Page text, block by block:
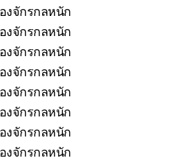
งจักรกลหนัก
งจักรกลหนัก
งจักรกลหนัก
งจักรกลหนัก
งจักรกลหนัก
งจักรกลหนัก
งจักรกลหนัก
งจักรกลหนัก